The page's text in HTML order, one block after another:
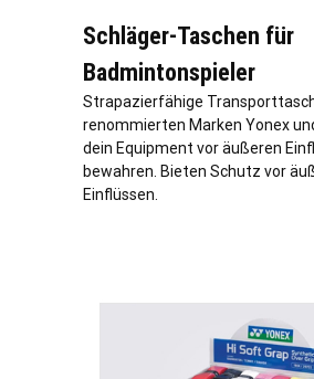
Schläger-Taschen für
Badmintonspieler
Strapazierfähige
renommierten Marken Yonex
dein Equipment vor äußeren
bewahren. Bieten Schutz vor
Einflüssen.